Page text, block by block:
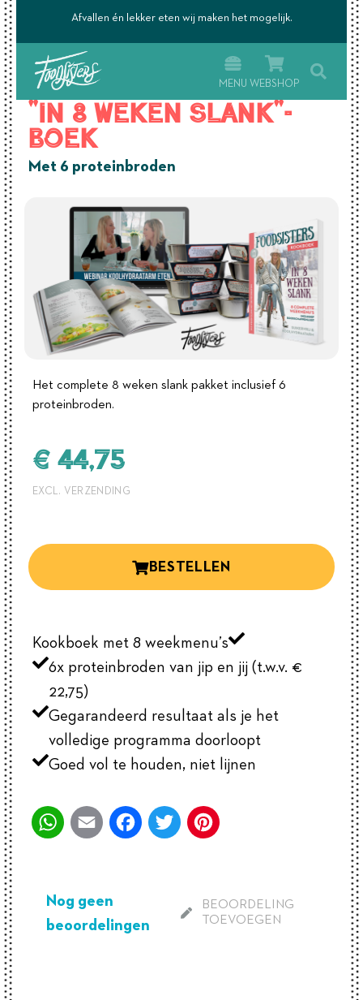
Afvallen én lekker eten wij maken het mogelijk.
MENU WEBSHOP
"In 8 weken slank"-
boek
Met 6 proteinbroden
Het complete 8 weken slank pakket inclusief 6
proteinbroden.
€ 44,75
EXCL. VERZENDING
BESTELLEN
Kookboek met 8 weekmenu’s
6x proteinbroden van jip en jij (t.w.v. €
22,75)
Gegarandeerd resultaat als je het
volledige programma doorloopt
Goed vol te houden, niet lijnen
WhatsApp
Email FacebookTwitter
Nog geen
beoordelingen
BEOORDELING
TOEVOEGEN